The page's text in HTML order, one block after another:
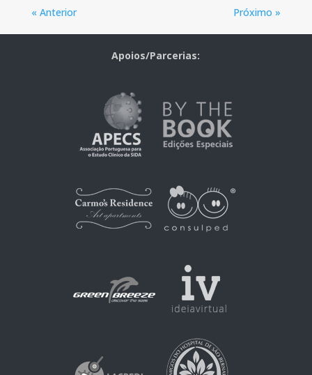
« Anterior Próximo »
Apoios/Parcerias: